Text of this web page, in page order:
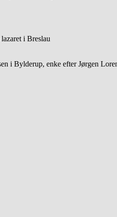
i Breslau
i Bylderup, enke efter Jørgen